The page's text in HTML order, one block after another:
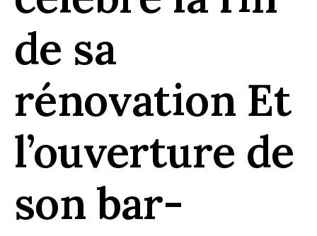
de sa
rénovation Et
l’ouverture de
son bar-